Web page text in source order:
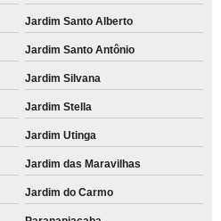
Jardim Santo Alberto
Jardim Santo Antônio
Jardim Silvana
Jardim Stella
Jardim Utinga
Jardim das Maravilhas
Jardim do Carmo